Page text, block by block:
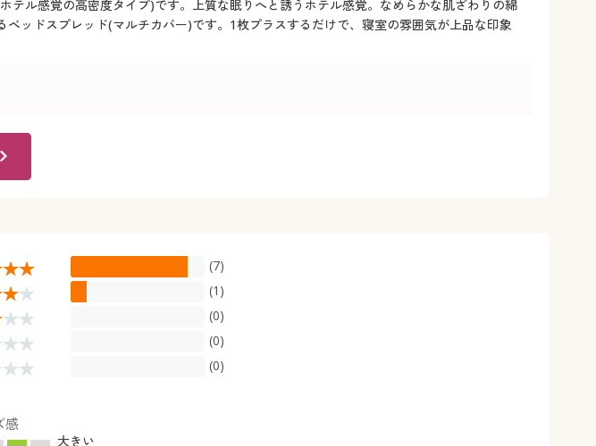
テル感覚の高密度タイプ)です。上質な眠りへと誘うホテル感覚。なめらかな肌ざわりの綿
ッドスプレッド(マルチカバー)です。1枚プラスするだけで、寝室の雰囲気が上品な印象
(7)
(1)
(0)
(0)
(0)
感
大きい